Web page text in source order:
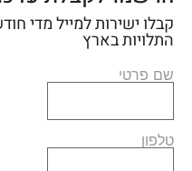
קבלו ישירות למייל מדי
התלויות בארץ
שם פרטי
טלפון